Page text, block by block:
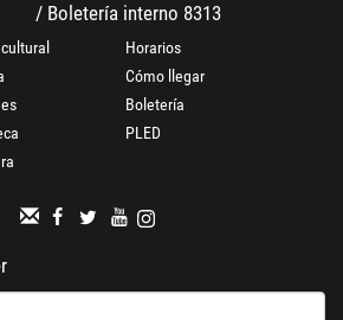
/ Boletería interno 8313
Horarios
Cómo llegar
Boletería
PLED